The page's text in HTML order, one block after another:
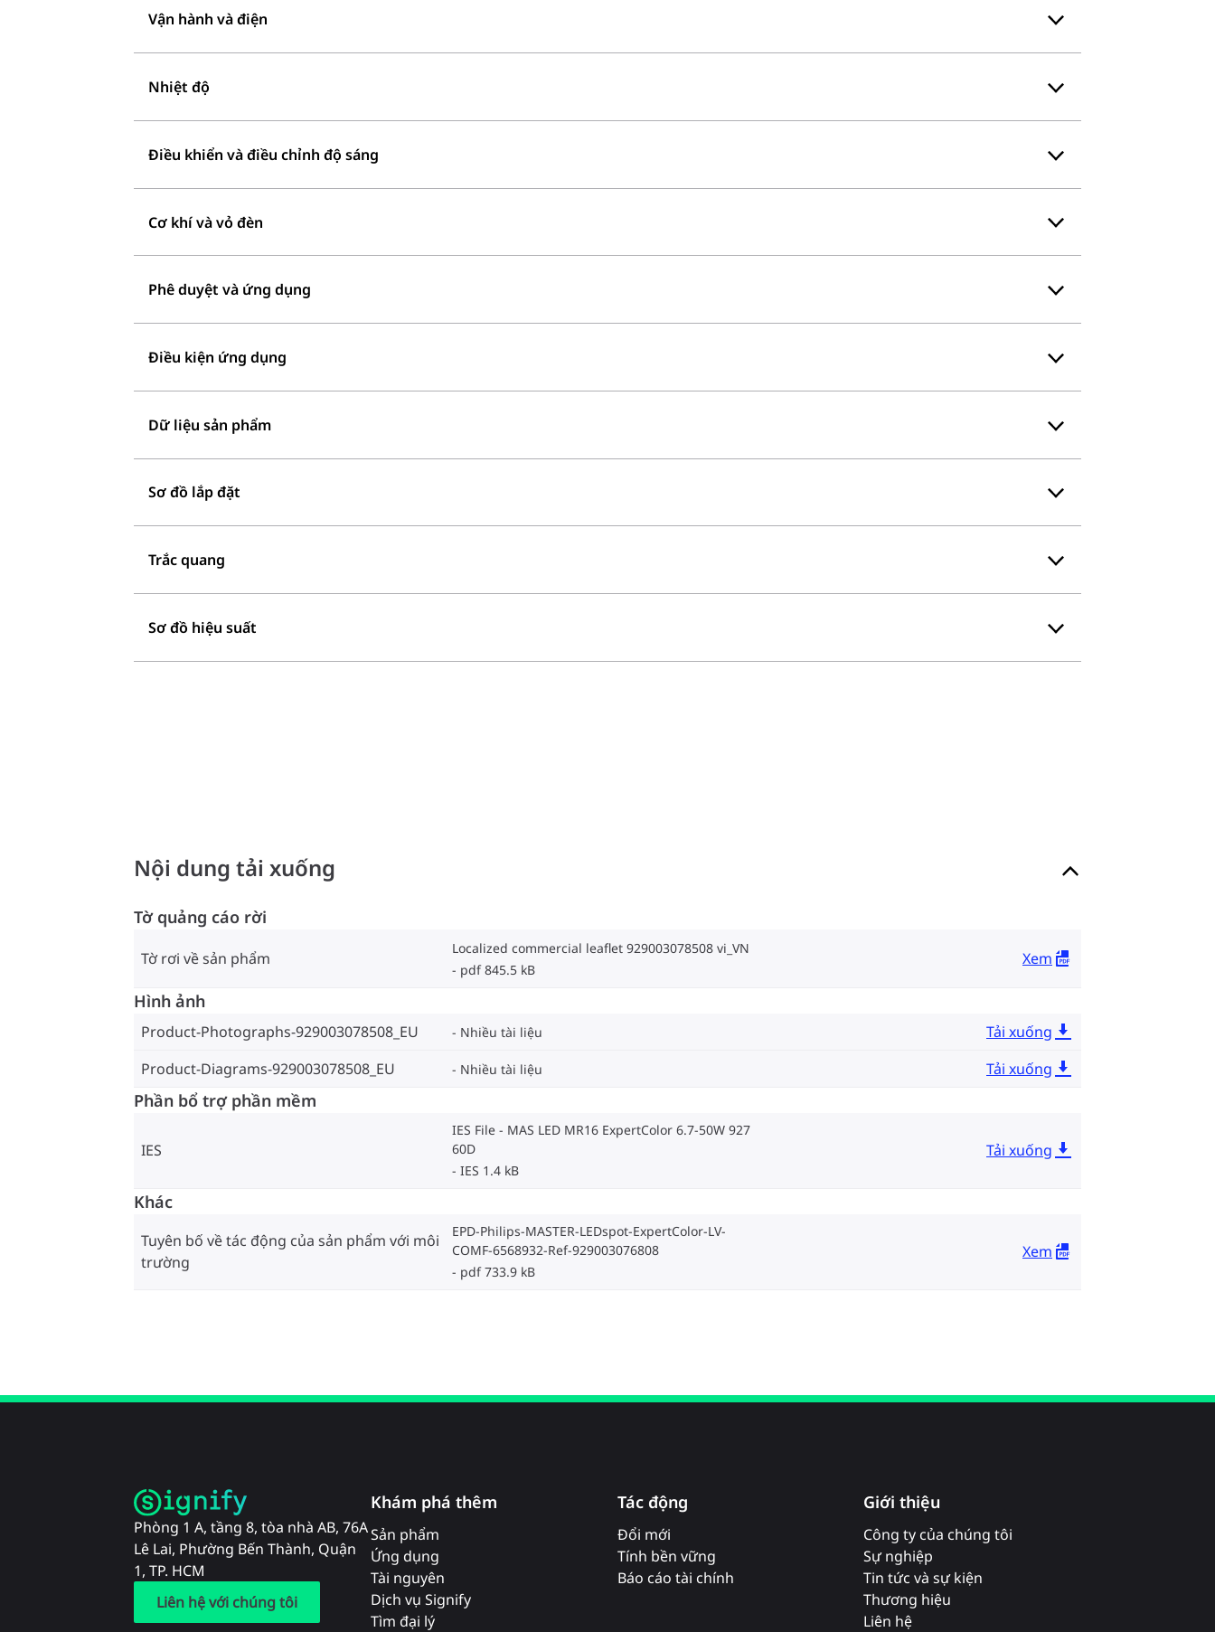
Vận hành và điện
Nhiệt độ
Điều khiển và điều chỉnh độ sáng
Cơ khí và vỏ đèn
Phê duyệt và ứng dụng
Điều kiện ứng dụng
Dữ liệu sản phẩm
Sơ đồ lắp đặt
Trắc quang
Sơ đồ hiệu suất
Nội dung tải xuống
Tờ quảng cáo rời
Tờ rơi về sản phẩm
Localized commercial leaflet 929003078508 vi_VN
pdf 845.5 kB
Xem
Hình ảnh
Product-Photographs-929003078508_EU Nhiều tài liệu
Tải xuống
Product-Diagrams-929003078508_EU
Nhiều tài liệu Tải xuống
Phần bổ trợ phần mềm
IES
IES File - MAS LED MR16 ExpertColor 6.7-50W 927
60D
IES 1.4 kB
Tải xuống
Khác
Tuyên bố về tác động của sản phẩm với môi
trường
EPD-Philips-MASTER-LEDspot-ExpertColor-LV-
COMF-6568932-Ref-929003076808
pdf 733.9 kB
Xem
Phòng 1 A, tầng 8, tòa nhà AB, 76A
Lê Lai, Phường Bến Thành, Quận
1, TP. HCM
Liên hệ với chúng tôi
Khám phá thêm
Sản phẩm
Ứng dụng
Tài nguyên
Dịch vụ Signify
Tìm đại lý
Tác động
Đổi mới
Tính bền vững
Báo cáo tài chính
Giới thiệu
Công ty của chúng tôi
Sự nghiệp
Tin tức và sự kiện
Thương hiệu
Liên hệ